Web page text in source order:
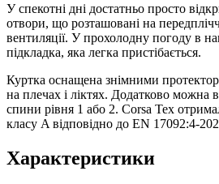
У спекотні дні достатньо просто
отвори, що розташовані на
вентиляції. У прохолодну погоду в
підкладка, яка легка пристібається.
Куртка оснащена знімними
на плечах і ліктях. Додатково можна
спини рівня 1 або 2. Corsa Tex
класу A відповідно до EN 17092:4-
Характеристики